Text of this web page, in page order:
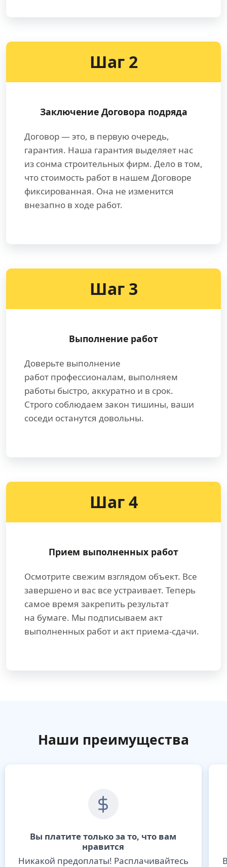
Шаг 2
Заключение Договора подряда
Договор — это, в первую очередь,
гарантия. Наша гарантия выделяет нас
из сонма строительных фирм. Дело в том,
что стоимость работ в нашем Договоре
фиксированная. Она не изменится
внезапно в ходе работ.
Шаг 3
Выполнение работ
Доверьте выполнение
работ профессионалам, выполняем
работы быстро, аккуратно и в срок.
Строго соблюдаем закон тишины, ваши
соседи останутся довольны.
Шаг 4
Прием выполненных работ
Осмотрите свежим взглядом объект. Все
завершено и вас все устраивает. Теперь
самое время закрепить результат
на бумаге. Мы подписываем акт
выполненных работ и акт приема-сдачи.
Наши преимущества
Вы платите только за то, что вам
нравится
Никакой предоплаты! Расплачивайтесь